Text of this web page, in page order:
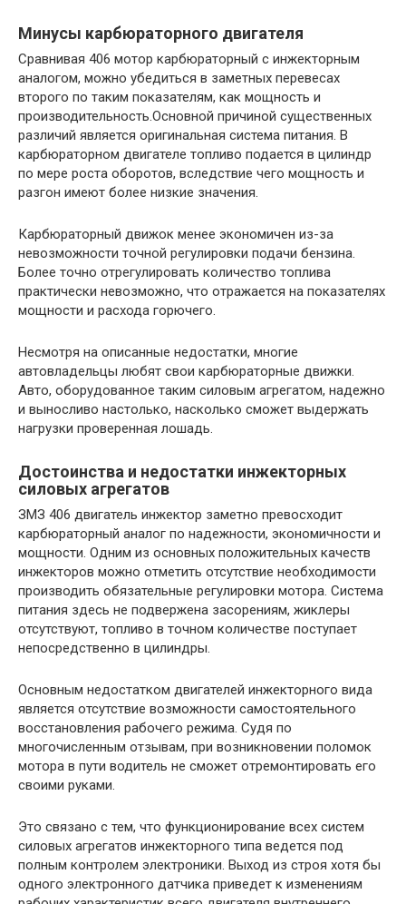
Минусы карбюраторного двигателя
Сравнивая 406 мотор карбюраторный с инжекторным
аналогом, можно убедиться в заметных перевесах
второго по таким показателям, как мощность и
производительность.Основной причиной существенных
различий является оригинальная система питания. В
карбюраторном двигателе топливо подается в цилиндр
по мере роста оборотов, вследствие чего мощность и
разгон имеют более низкие значения.
Карбюраторный движок менее экономичен из-за
невозможности точной регулировки подачи бензина.
Более точно отрегулировать количество топлива
практически невозможно, что отражается на показателях
мощности и расхода горючего.
Несмотря на описанные недостатки, многие
автовладельцы любят свои карбюраторные движки.
Авто, оборудованное таким силовым агрегатом, надежно
и выносливо настолько, насколько сможет выдержать
нагрузки проверенная лошадь.
Достоинства и недостатки инжекторных
силовых агрегатов
ЗМЗ 406 двигатель инжектор заметно превосходит
карбюраторный аналог по надежности, экономичности и
мощности. Одним из основных положительных качеств
инжекторов можно отметить отсутствие необходимости
производить обязательные регулировки мотора. Система
питания здесь не подвержена засорениям, жиклеры
отсутствуют, топливо в точном количестве поступает
непосредственно в цилиндры.
Основным недостатком двигателей инжекторного вида
является отсутствие возможности самостоятельного
восстановления рабочего режима. Судя по
многочисленным отзывам, при возникновении поломок
мотора в пути водитель не сможет отремонтировать его
своими руками.
Это связано с тем, что функционирование всех систем
силовых агрегатов инжекторного типа ведется под
полным контролем электроники. Выход из строя хотя бы
одного электронного датчика приведет к изменениям